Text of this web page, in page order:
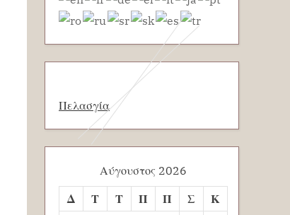
Πελασγία
Αύγουστος 2026
Δ
Τ Τ Π Π Σ
Κ